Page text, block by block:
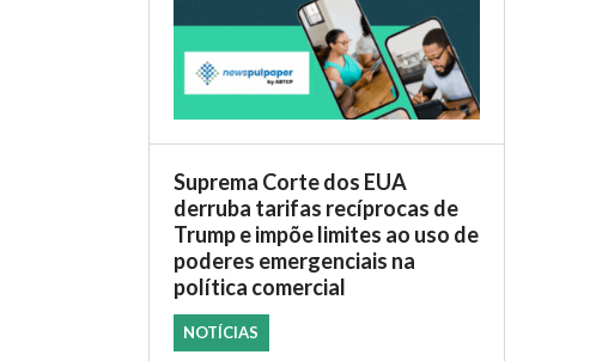
Suprema Corte dos EUA
derruba tarifas recíprocas de
Trump e impõe limites ao uso de
poderes emergenciais na
política comercial
NOTÍCIAS